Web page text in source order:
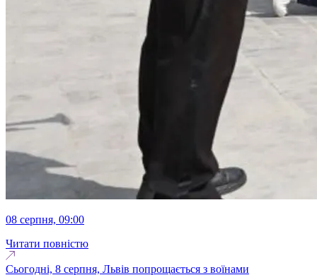
08 серпня, 09:00
Читати повністю
Сьогодні, 8 серпня, Львів попрощається з воїнами